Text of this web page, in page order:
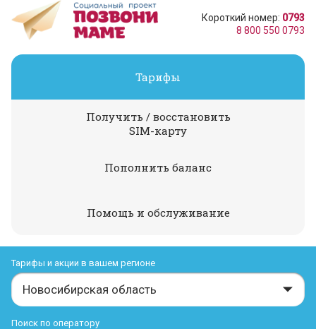
Короткий номер: 0793
8 800 550 0793
Тарифы
Получить / восстановить
SIM-карту
Пополнить баланс
Помощь и обслуживание
Тарифы и акции в вашем регионе
Новосибирская область
Поиск по оператору